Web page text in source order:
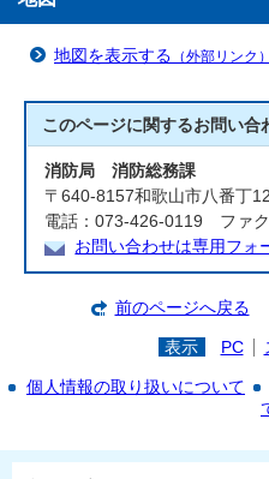
地図を表示する （外部リンク）
このページに関するお問い合
消防局 消防総務課
〒640-8157和歌山市八番丁
電話：073-426-0119 ファ
お問い合わせは専用フォ
前のページへ戻る
表示 PC
個人情報の取り扱いについて